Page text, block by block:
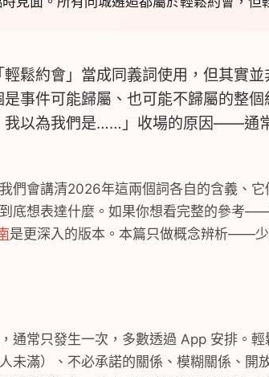
鬆約會」當成同義詞使用，但其實
事件可能歸屬、也可能不歸屬的整
我以為我們是……」收場的原因——通
們會講清2026年這兩個詞各自的含義、
底想表達什麼。如果你想看完整的參考
是更深入的版本。本篇只做概念辨析——少
通常只發生一次，多數透過 App 安排。
未滿）、不必承諾的關係、模糊關係、開